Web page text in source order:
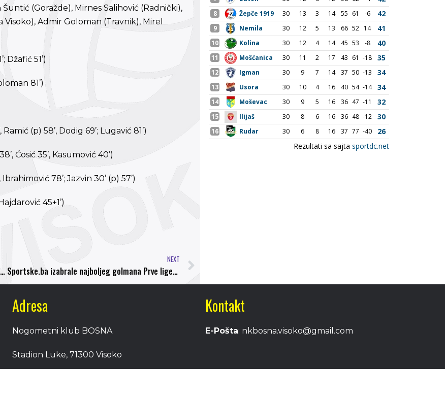
(Goražde), Mirnes Salihović (Radnički),
Admir Goloman (Travnik), Mirel
Džafić 51’)
81’)
(p) 58’, Dodig 69’; Lugavić 81’)
Ćosić 35’, Kasumović 40’)
78’; Jazvin 30’ (p) 57’)
45+1’)
Dedić: Imamo najbolje šanse da budemo jesenji prvaci
NEXT
Sportske.ba izabrale najboljeg golmana Prve lige FBiH
Adresa
Nogometni klub BOSNA
Stadion Luke, 71300 Visoko
Kontakt
E-Pošta: nkbosna.visoko@gmail.com